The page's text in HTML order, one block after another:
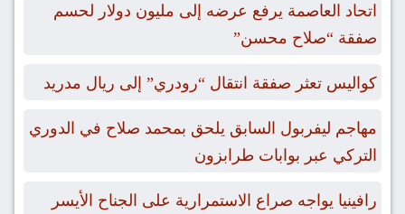
اتحاد العاصمة يرفع عرضه إلى مليون دولار لحسم
صفقة “صلاح محسن”
كواليس تعثر صفقة انتقال “رودري” إلى ريال مدريد
مهاجم ليفربول السابق يلحق بمحمد صلاح في الدوري
التركي عبر بوابات طرابزون
رافينيا يواجه صراع الاستمرارية على الجناح الأيسر